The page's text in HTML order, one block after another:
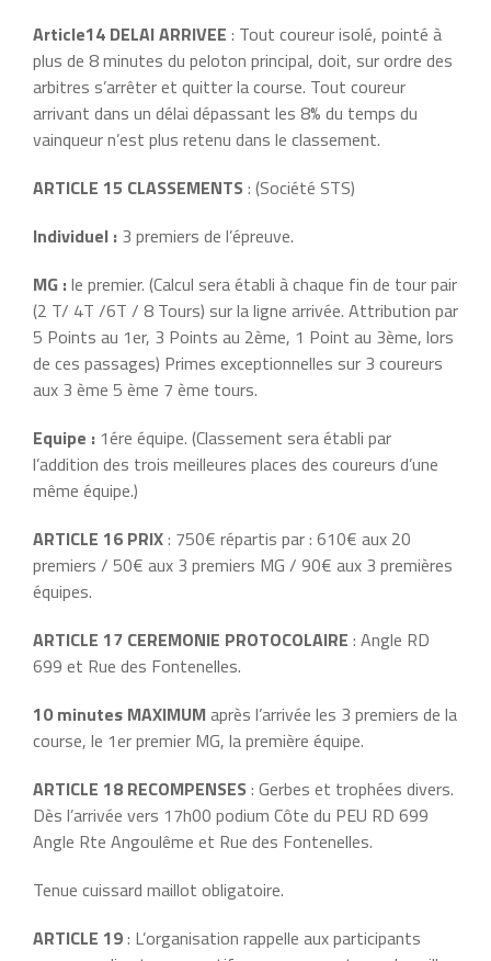
Article14 DELAI ARRIVEE : Tout coureur isolé, pointé à
plus de 8 minutes du peloton principal, doit, sur ordre des
arbitres s’arrêter et quitter la course. Tout coureur
arrivant dans un délai dépassant les 8% du temps du
vainqueur n’est plus retenu dans le classement.
ARTICLE 15 CLASSEMENTS : (Société STS)
Individuel : 3 premiers de l’épreuve.
MG :le premier. (Calcul sera établi à chaque fin de tour pair
(2 T/ 4T /6T / 8 Tours) sur la ligne arrivée. Attribution par
5 Points au 1er, 3 Points au 2ème, 1 Point au 3ème, lors
de ces passages) Primes exceptionnelles sur 3 coureurs
aux 3 ème 5 ème 7 ème tours.
Equipe : 1ére équipe. (Classement sera établi par
l’addition des trois meilleures places des coureurs d’une
même équipe.)
ARTICLE 16 PRIX: 750€ répartis par : 610€ aux 20
premiers / 50€ aux 3 premiers MG / 90€ aux 3 premières
équipes.
ARTICLE 17 CEREMONIE PROTOCOLAIRE : Angle RD
699 et Rue des Fontenelles.
10 minutes MAXIMUMaprès l’arrivée les 3 premiers de la
course, le 1er premier MG, la première équipe.
ARTICLE 18 RECOMPENSES : Gerbes et trophées divers.
Dès l’arrivée vers 17h00 podium Côte du PEU RD 699
Angle Rte Angoulême et Rue des Fontenelles.
Tenue cuissard maillot obligatoire.
ARTICLE 19: L’organisation rappelle aux participants